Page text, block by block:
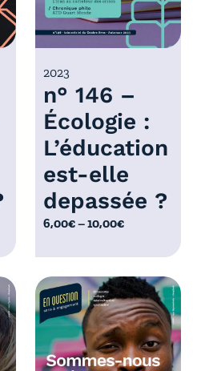
:
6
,
0
0
€
à
0
0
0
n° 146 –
Écologie :
L’éducation
est-elle
depassée ?
2023
6,00€–10,00€
P
a
g
e
d
p